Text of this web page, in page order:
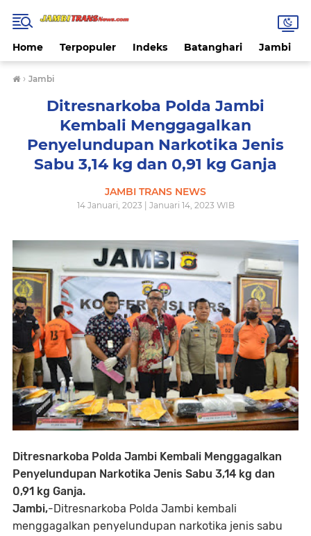
Home Terpopuler Indeks Batanghari Jambi
› Jambi
Ditresnarkoba Polda Jambi
Kembali Menggagalkan
Penyelundupan Narkotika Jenis
Sabu 3,14 kg dan 0,91 kg Ganja
JAMBI TRANS NEWS
14 Januari, 2023 | Januari 14, 2023 WIB
Ditresnarkoba Polda Jambi Kembali Menggagalkan
Penyelundupan Narkotika Jenis Sabu 3,14 kg dan
0,91 kg Ganja.
Jambi,-Ditresnarkoba Polda Jambi kembali
menggagalkan penyelundupan narkotika jenis sabu